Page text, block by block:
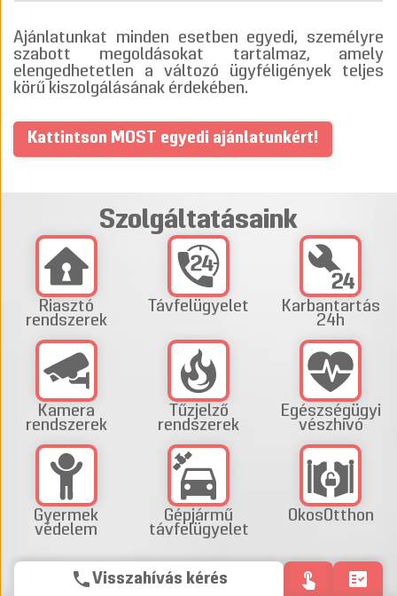
Ajánlatunkat minden esetben egyedi, személyre
szabott megoldásokat tartalmaz, amely
elengedhetetlen a változó ügyféligények teljes
körű kiszolgálásának érdekében.
Kattintson MOST egyedi ajánlatunkért!
Szolgáltatásaink
Riasztó
rendszerek
Távfelügyelet
Karbantartás
24h
Kamera
rendszerek
Tűzjelző
rendszerek
Egészségügyi
vészhívó
Gyermek
védelem
Gépjármű
távfelügyelet
OkosOtthon
phoneVisszahívás kérés touch_app fact_check